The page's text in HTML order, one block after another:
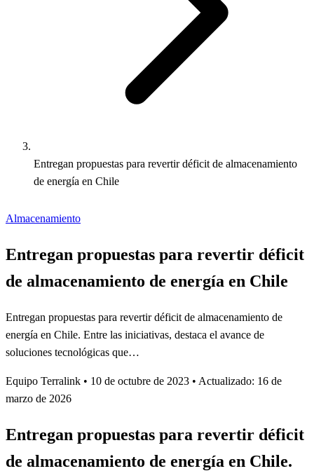
Entregan propuestas para revertir déficit de almacenamiento
de energía en Chile
Almacenamiento
Entregan propuestas para revertir déficit
de almacenamiento de energía en Chile
Entregan propuestas para revertir déficit de almacenamiento de
energía en Chile. Entre las iniciativas, destaca el avance de
soluciones tecnológicas que…
Equipo Terralink • 10 de octubre de 2023 • Actualizado: 16 de
marzo de 2026
Entregan propuestas para revertir déficit
de almacenamiento de energía en Chile.